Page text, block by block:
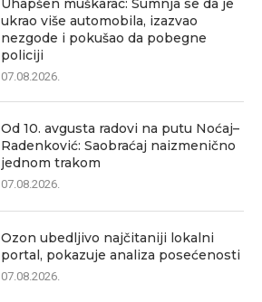
Uhapšen muškarac: Sumnja se da je
ukrao više automobila, izazvao
nezgode i pokušao da pobegne
policiji
07.08.2026.
Od 10. avgusta radovi na putu Noćaj–
Radenković: Saobraćaj naizmenično
jednom trakom
07.08.2026.
Ozon ubedljivo najčitaniji lokalni
portal, pokazuje analiza posećenosti
07.08.2026.